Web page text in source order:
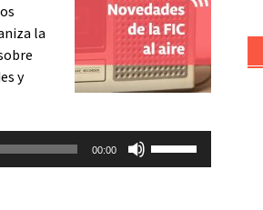
la
y
00:00